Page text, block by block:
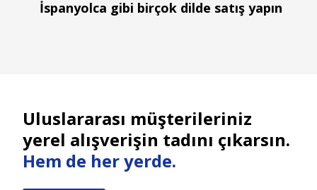
İspanyolca gibi birçok dilde satış yapın
Uluslararası müşterileriniz
yerel alışverişin tadını çıkarsın.
Hem de her yerde.